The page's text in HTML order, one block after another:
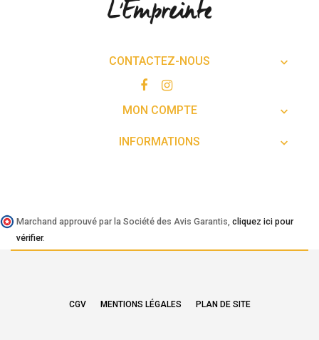
CONTACTEZ-NOUS 
MON COMPTE 
INFORMATIONS 
Marchand approuvé par la Société des Avis Garantis, cliquez ici pour
vérifier.
CGV MENTIONS LÉGALES PLAN DE SITE